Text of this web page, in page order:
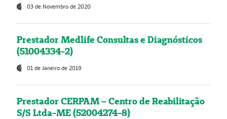
03 de Novembro de 2020
Prestador Medlife Consultas e Diagnósticos
(51004334-2)
01 de Janeiro de 2019
Prestador CERPAM – Centro de Reabilitação
S/S Ltda-ME (52004274-8)